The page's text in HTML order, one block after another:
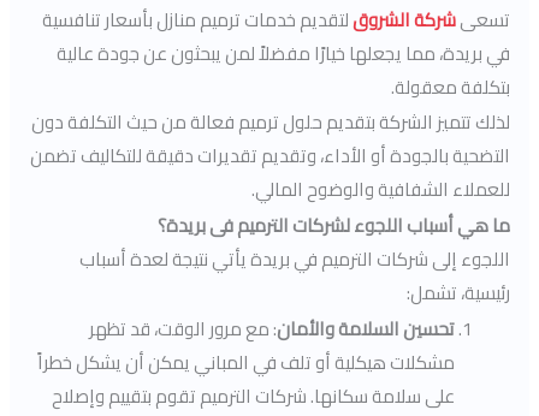
تسعىشركة الشروقلتقديم خدمات ترميم منازل بأسعار تنافسية
في بريدة، مما يجعلها خيارًا مفضلاً لمن يبحثون عن جودة عالية
بتكلفة معقولة.
لذلك تتميز الشركة بتقديم حلول ترميم فعالة من حيث التكلفة دون
التضحية بالجودة أو الأداء، وتقديم تقديرات دقيقة للتكاليف تضمن
للعملاء الشفافية والوضوح المالي.
ما هي أسباب اللجوء لشركات الترميم فى بريدة؟
اللجوء إلى شركات الترميم في بريدة يأتي نتيجة لعدة أسباب
رئيسية، تشمل:
تحسين السلامة والأمان: مع مرور الوقت، قد تظهر
مشكلات هيكلية أو تلف في المباني يمكن أن يشكل خطراً
على سلامة سكانها. شركات الترميم تقوم بتقييم وإصلاح